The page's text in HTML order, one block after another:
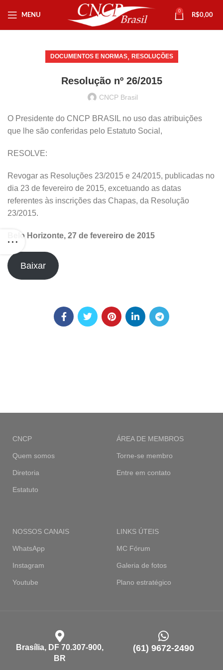
MENU
0
R$0,00
DOCUMENTOS E NORMAS, RESOLUÇÕES
Resolução nº 26/2015
CNCP Brasil
O Presidente do CNCP BRASIL no uso das atribuições
que lhe são conferidas pelo Estatuto Social,
RESOLVE:
Revogar as Resoluções 23/2015 e 24/2015, publicadas no
dia 23 de fevereiro de 2015, excetuando as datas
referentes às inscrições das Chapas, da Resolução
23/2015.
Belo Horizonte, 27 de fevereiro de 2015
Baixar
CNCP
Quem somos
Diretoria
Estatuto
ÁREA DE MEMBROS
Torne-se membro
Entre em contato
NOSSOS CANAIS
WhatsApp
Instagram
Youtube
LINKS ÚTEIS
MC Fórum
Galeria de fotos
Plano estratégico
Brasília, DF 70.307-900,
BR
(61) 9672-2490